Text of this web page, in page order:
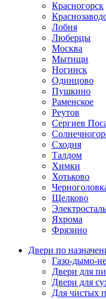
Красногорск
Лобня
Люберцы
Москва
Мытищи
Ногинск
Одинцово
Пушкино
Раменское
Реутов
Сергиев
Сходня
Талдом
Химки
Хотьково
Щелково
Электросталь
Яхрома
Фрязино
Двери по
Газо-дымо-
Двери для
Двери для
Для чистых